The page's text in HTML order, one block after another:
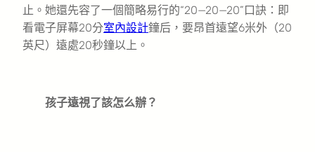
止。她還先容了一個簡略易行的“20—20—20”口訣：即
看電子屏幕20分室內設計鐘后，要昂首遠望6米外（20
英尺）遠處20秒鐘以上。
孩子遠視了該怎么辦？